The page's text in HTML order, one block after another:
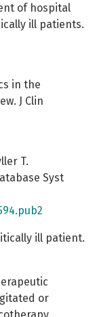
of hospital
ill patients.
in the
J Clin
T.
Syst
ill patient.
or